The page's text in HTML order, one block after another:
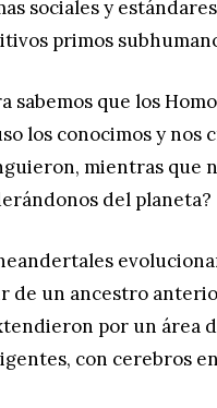
sociales y
primos
sabemos que los
los conocimos y nos
mientras que
del planeta?
de un ancestro
por un área
con cerebros